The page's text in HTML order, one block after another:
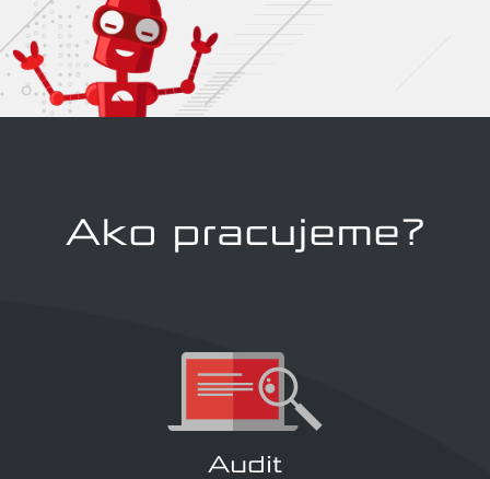
Ako pracujeme?
Audit